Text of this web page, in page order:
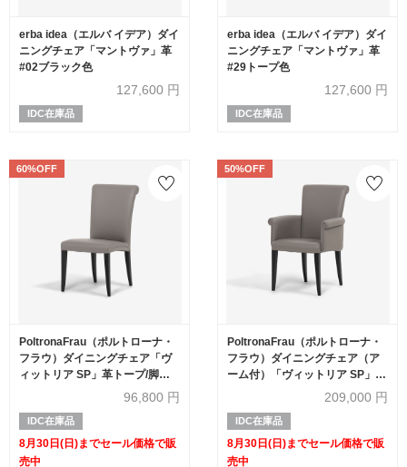
erba idea（エルバ イデア）ダイ
ニングチェア「マントヴァ」革
#02ブラック色
127,600 円
IDC在庫品
erba idea（エルバ イデア）ダイ
ニングチェア「マントヴァ」革
#29トープ色
127,600 円
IDC在庫品
60%OFF
PoltronaFrau（ポルトローナ・
フラウ）ダイニングチェア「ヴ
ィットリア SP」革トープ/脚ダ
ークブラウン色【セール対象品
96,800 円
IDC在庫品
8月30日(日)までセール価格で販
売中
50%OFF
PoltronaFrau（ポルトローナ・
フラウ）ダイニングチェア（ア
ーム付）「ヴィットリア SP」革
トープ/脚ダークブラウン色【セ
ール対象品のため50%OFF】
209,000 円
IDC在庫品
8月30日(日)までセール価格で販
売中